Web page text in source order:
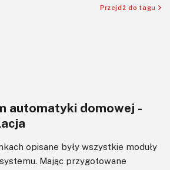
Przejdź do tagu
automatyki domowej -
opisane były wszystkie moduły
Mając przygotowane